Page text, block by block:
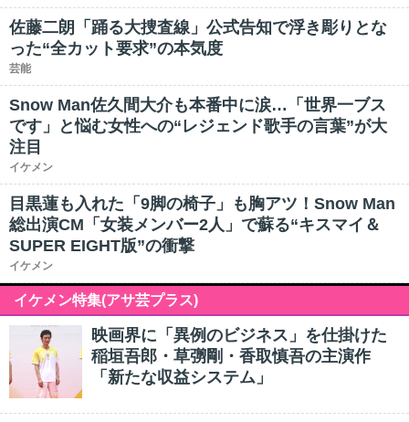
佐藤二朗「踊る大捜査線」公式告知で浮き彫りとな
った“全カット要求”の本気度
芸能
Snow Man佐久間大介も本番中に涙…「世界一ブス
です」と悩む女性への“レジェンド歌手の言葉”が大
注目
イケメン
目黒蓮も入れた「9脚の椅子」も胸アツ！Snow Man
総出演CM「女装メンバー2人」で蘇る“キスマイ＆
SUPER EIGHT版”の衝撃
イケメン
イケメン特集(アサ芸プラス)
映画界に「異例のビジネス」を仕掛けた
稲垣吾郎・草彅剛・香取慎吾の主演作
「新たな収益システム」